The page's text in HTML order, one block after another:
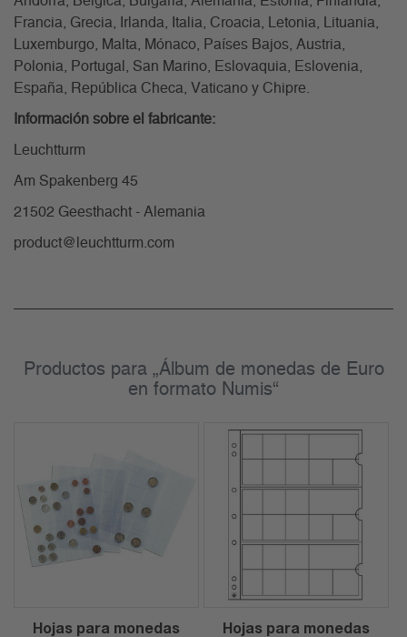
Francia, Grecia, Irlanda, Italia, Croacia, Letonia, Lituania,
Luxemburgo, Malta, Mónaco, Países Bajos, Austria,
Polonia, Portugal, San Marino, Eslovaquia, Eslovenia,
España, República Checa, Vaticano y Chipre.
Información sobre el fabricante:
Leuchtturm
Am Spakenberg 45
21502 Geesthacht - Alemania
product@leuchtturm.com
Productos para „Álbum de monedas de Euro
en formato Numis“
Hojas para monedas
Hojas para monedas